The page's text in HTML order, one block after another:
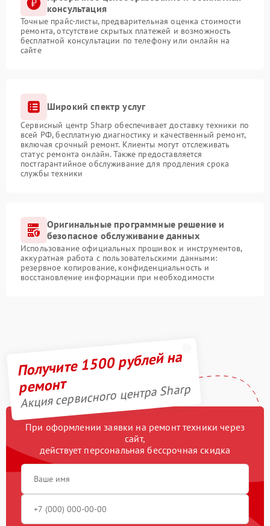
консультация
Точные прайс-листы, предварительная оценка стоимости
ремонта, отсутствие скрытых платежей и возможность
бесплатной консультации по телефону или онлайн на
сайте
Широкий спектр услуг
Сервисный центр Sharp обеспечивает доставку техники по
всей РФ, бесплатную диагностику и качественный ремонт,
включая срочный ремонт. Клиенты могут отслеживать
статус ремонта онлайн. Также предоставляется
постгарантийное обслуживание для продления срока
службы техники
Оригинальные программные решение и
безопасное обслуживание данных
Использование официальных прошивок и инструментов,
аккуратная работа с пользовательскими данными:
резервное копирование, конфиденциальность и
восстановление информации при необходимости
Получите 1500 рублей на
ремонт
Акция сервисного центра Sharp
При оформлении заявки на ремонт техники через
сайт,
действует персональная бессрочная скидка